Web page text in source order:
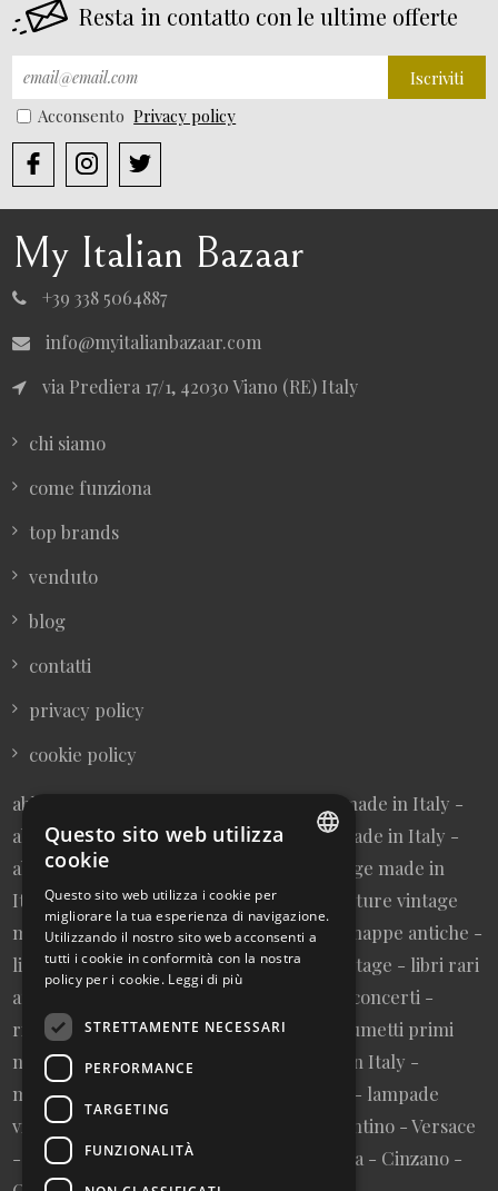
Resta in contatto con le ultime offerte
Iscriviti
Acconsento Privacy policy
My Italian Bazaar
+39 338 5064887
info@myitalianbazaar.com
via Prediera 17/1, 42030 Viano (RE) Italy
chi siamo
come funziona
top brands
venduto
blog
contatti
privacy policy
cookie policy
abbigliamento donna vintage sartoriale made in Italy -
abbigliamento uomo vintage sartoriale made in Italy -
abbigliamento da collezione - borse vintage made in
Italy - cravatte vintage made in Italy - cinture vintage
made in Italy - collezionismo cartaceo - mappe antiche -
litografie e stampe antiche - cartoline vintage - libri rari
autografati fuori catalogo - memorabilia concerti -
riviste primi numeri annate complete - fumetti primi
numeri annate complete - design made in Italy -
modernariato - artigianato made in Italy - lampade
vintage - pubblicità vintage - vinile - Valentino - Versace
- Vespa - Fiat - Nutella - Campari - Gancia - Cinzano -
ENGLISH
Questo sito web utilizza
cookie
Questo sito web utilizza i cookie per
migliorare la tua esperienza di navigazione.
Utilizzando il nostro sito web acconsenti a
tutti i cookie in conformità con la nostra
policy per i cookie. Leggi di più
STRETTAMENTE NECESSARI
PERFORMANCE
TARGETING
FUNZIONALITÀ